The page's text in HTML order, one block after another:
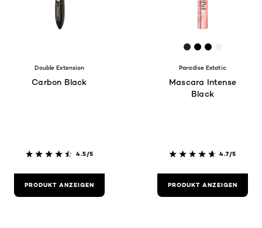
Double Extension
Carbon Black
4.5/5
PRODUKT ANZEIGEN
[Color]:
[Color]:
[Color]:
Paradise Extatic
Mascara Intense
Black
4.7/5
PRODUKT ANZEIGEN